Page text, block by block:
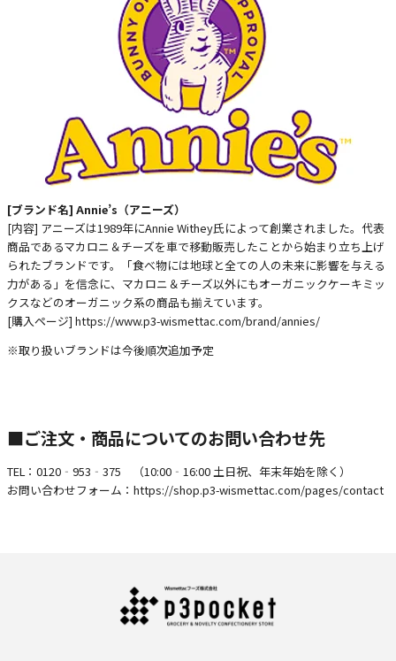
[ブランド名] Annie’s（アニーズ）
[内容] アニーズは1989年にAnnie Withey氏によって創業されました。代表
商品であるマカロニ＆チーズを車で移動販売したことから始まり立ち上げ
られたブランドです。「食べ物には地球と全ての人の未来に影響を与える
力がある」を信念に、マカロニ＆チーズ以外にもオーガニックケーキミッ
クスなどのオーガニック系の商品も揃えています。
[購入ページ] https://www.p3-wismettac.com/brand/annies/
※取り扱いブランドは今後順次追加予定
■ご注文・商品についてのお問い合わせ先
TEL：0120‐953‐375 （10:00‐16:00 土日祝、年末年始を除く）
お問い合わせフォーム： https://shop.p3-wismettac.com/pages/contact